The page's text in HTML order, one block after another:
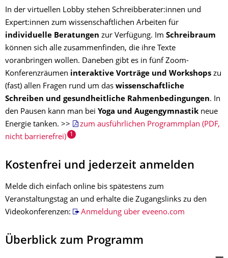
In der virtuellen Lobby stehen Schreibberater:innen und
Expert:innen zum wissenschaftlichen Arbeiten für
individuelle Beratungen zur Verfügung. Im Schreibraum
können sich alle zusammenfinden, die ihre Texte
voranbringen wollen. Daneben gibt es in fünf Zoom-
Konferenzräumen interaktive Vorträge und Workshops zu
(fast) allen Fragen rund um das wissenschaftliche
Schreiben und gesundheitliche Rahmenbedingungen. In
den Pausen kann man bei Yoga und Augengymnastik neue
Energie tanken. >>
zum ausführlichen Programmplan (PDF,
nicht barrierefrei)
1
Kostenfrei und jederzeit anmelden
Melde dich einfach online bis spätestens zum
Veranstaltungstag an und erhalte die Zugangslinks zu den
Videokonferenzen:
Anmeldung über eveeno.com
Überblick zum Programm